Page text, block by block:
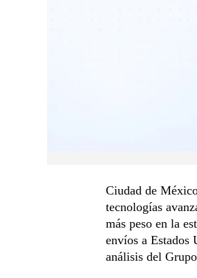
Ciudad de
tecnologías
más peso en la
envíos a Estados
análisis del